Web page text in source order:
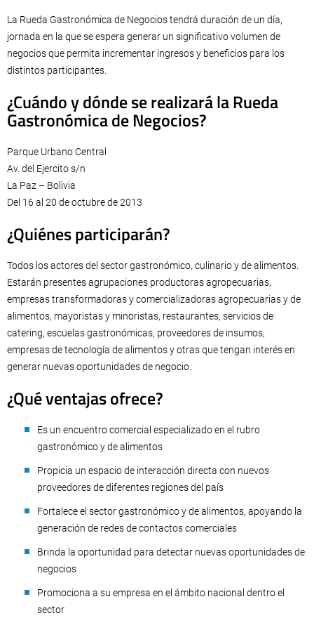
La Rueda Gastronómica de Negocios tendrá duración de un día,
jornada en la que se espera generar un significativo volumen de
negocios que permita incrementar ingresos y beneficios para los
distintos participantes.
¿Cuándo y dónde se realizará la Rueda
Gastronómica de Negocios?
Parque Urbano Central
Av. del Ejercito s/n
La Paz – Bolivia
Del 16 al 20 de octubre de 2013
¿Quiénes participarán?
Todos los actores del sector gastronómico, culinario y de alimentos.
Estarán presentes agrupaciones productoras agropecuarias,
empresas transformadoras y comercializadoras agropecuarias y de
alimentos, mayoristas y minoristas, restaurantes, servicios de
catering, escuelas gastronómicas, proveedores de insumos,
empresas de tecnología de alimentos y otras que tengan interés en
generar nuevas oportunidades de negocio.
¿Qué ventajas ofrece?
Es un encuentro comercial especializado en el rubro
gastronómico y de alimentos
Propicia un espacio de interacción directa con nuevos
proveedores de diferentes regiones del país
Fortalece el sector gastronómico y de alimentos, apoyando la
generación de redes de contactos comerciales
Brinda la oportunidad para detectar nuevas oportunidades de
negocios
Promociona a su empresa en el ámbito nacional dentro el
sector